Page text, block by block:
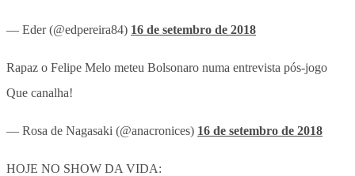
— Eder (@edpereira84) 16 de setembro de 2018
Rapaz o Felipe Melo meteu Bolsonaro numa entrevista pós-jogo
Que canalha!
— Rosa de Nagasaki (@anacronices) 16 de setembro de 2018
HOJE NO SHOW DA VIDA: